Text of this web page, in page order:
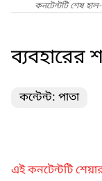
কনটেন্টটি শেষ
ব্যবহারের
কন্টেন্ট: পাতা
এই কনটেন্টটি